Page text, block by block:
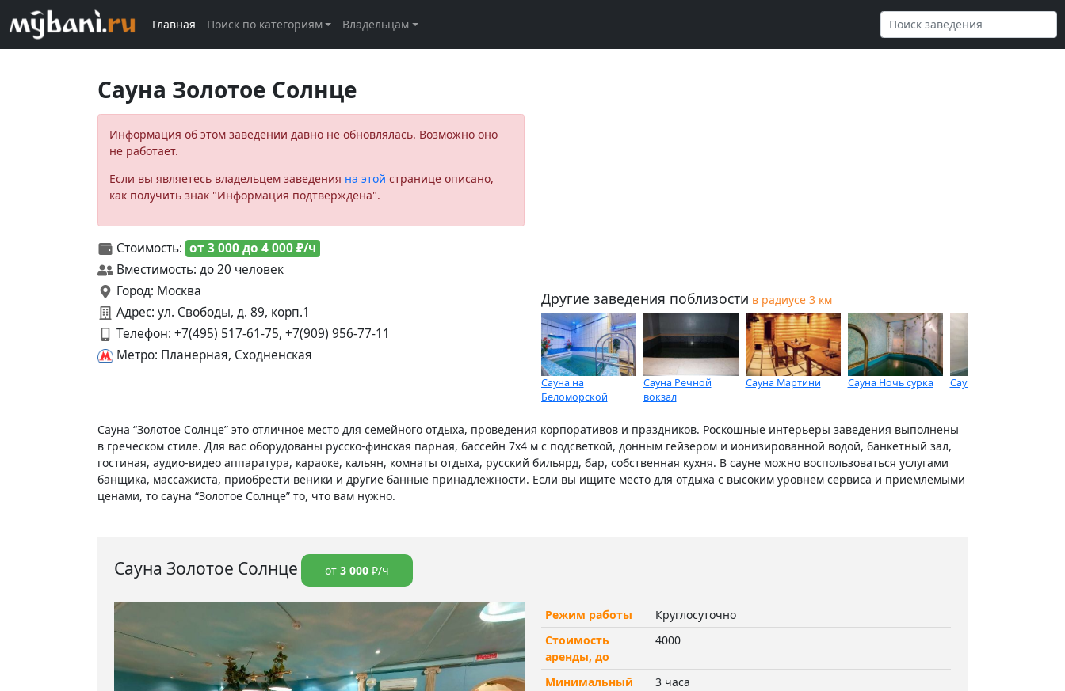
Главная Поиск по категориям Владельцам
Сауна Золотое Солнце
Информация об этом заведении давно не обновлялась. Возможно оно
не работает.
Если вы являетесь владельцем заведения на этой странице описано,
как получить знак "Информация подтверждена".
Стоимость: от 3 000 до 4 000 ₽/ч
Вместимость: до 20 человек
Город: Москва
Адрес: ул. Свободы, д. 89, корп.1
Телефон: +7(495) 517-61-75, +7(909) 956-77-11
Метро: Планерная, Сходненская
Другие заведения поблизости в радиусе 3 км
Сауна на
Беломорской
Сауна Речной
вокзал
Сауна Мартини Сауна Ночь сурка Сауна Эльф
Сауна “Золотое Солнце” это отличное место для семейного отдыха, проведения корпоративов и праздников. Роскошные интерьеры заведения выполнены
в греческом стиле. Для вас оборудованы русско-финская парная, бассейн 7х4 м с подсветкой, донным гейзером и ионизированной водой, банкетный зал,
гостиная, аудио-видео аппаратура, караоке, кальян, комнаты отдыха, русский бильярд, бар, собственная кухня. В сауне можно воспользоваться услугами
банщика, массажиста, приобрести веники и другие банные принадлежности. Если вы ищите место для отдыха с высоким уровнем сервиса и приемлемыми
ценами, то сауна “Золотое Солнце” то, что вам нужно.
Сауна Золотое Солнце от 3 000 ₽/ч
Режим работы
Круглосуточно
Стоимость
аренды, до
4000
Минимальный
3 часа